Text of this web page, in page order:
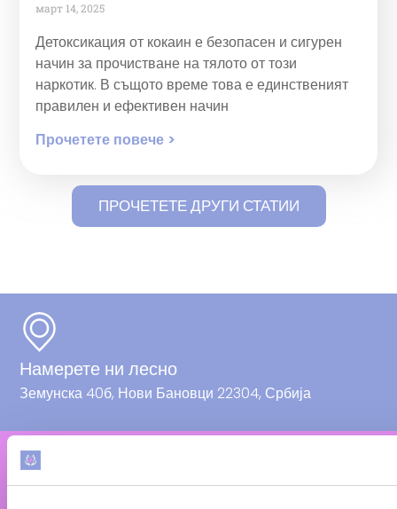
март 14, 2025
Детоксикация от кокаин е безопасен и сигурен
начин за прочистване на тялото от този
наркотик. В същото време това е единственият
правилен и ефективен начин
Прочетете повече >
ПРОЧЕТЕТЕ ДРУГИ СТАТИИ
Намерете ни лесно
Земунска 40б, Нови Бановци 22304, Србија